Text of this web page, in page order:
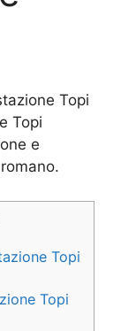
Topi
Topi
e
Topi
Topi